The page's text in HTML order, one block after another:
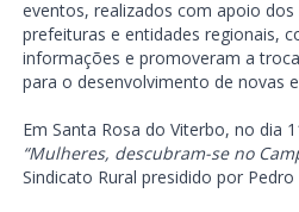
eventos, realizados com apoio dos
prefeituras e entidades regionais,
informações e promoveram a
para o desenvolvimento de novas
Em Santa Rosa do Viterbo, no dia
“Mulheres, descubram-se no
Sindicato Rural presidido por Pedro